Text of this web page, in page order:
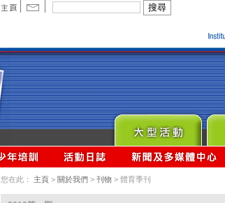
您在此： 主頁 > 關於我們 > 刊物 > 體育季刊